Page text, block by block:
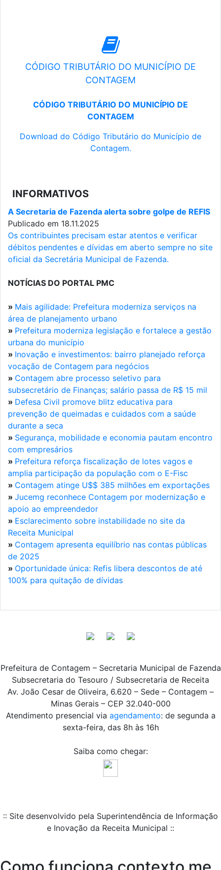
CÓDIGO TRIBUTÁRIO DO MUNICÍPIO DE
CONTAGEM
CÓDIGO TRIBUTÁRIO DO MUNICÍPIO DE
CONTAGEM
Download do Código Tributário do Município de
Contagem.
INFORMATIVOS
A Secretaria de Fazenda alerta sobre golpe de REFIS
Publicado em 18.11.2025
Os contribuintes precisam estar atentos e verificar
débitos pendentes e dívidas em aberto sempre no site
oficial da Secretária Municipal de Fazenda.
NOTÍCIAS DO PORTAL PMC
» Mais agilidade: Prefeitura moderniza serviços na
área de planejamento urbano
» Prefeitura moderniza legislação e fortalece a gestão
urbana do município
» Inovação e investimentos: bairro planejado reforça
vocação de Contagem para negócios
» Contagem abre processo seletivo para
subsecretário de Finanças; salário passa de R$ 15 mil
» Defesa Civil promove blitz educativa para
prevenção de queimadas e cuidados com a saúde
durante a seca
» Segurança, mobilidade e economia pautam encontro
com empresários
» Prefeitura reforça fiscalização de lotes vagos e
amplia participação da população com o E-Fisc
» Contagem atinge U$$ 385 milhões em exportações
» Jucemg reconhece Contagem por modernização e
apoio ao empreendedor
» Esclarecimento sobre instabilidade no site da
Receita Municipal
» Contagem apresenta equilíbrio nas contas públicas
de 2025
» Oportunidade única: Refis libera descontos de até
100% para quitação de dívidas
Prefeitura de Contagem – Secretaria Municipal de Fazenda
Subsecretaria do Tesouro / Subsecretaria de Receita
Av. João Cesar de Oliveira, 6.620 – Sede – Contagem –
Minas Gerais – CEP 32.040-000
Atendimento presencial via agendamento: de segunda a
sexta-feira, das 8h às 16h
Saiba como chegar:
:: Site desenvolvido pela Superintendência de Informação
e Inovação da Receita Municipal ::